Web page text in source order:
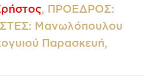
, ΠΡΟΕΔΡΟΣ:
Μανωλόπουλου
Παρασκευή,